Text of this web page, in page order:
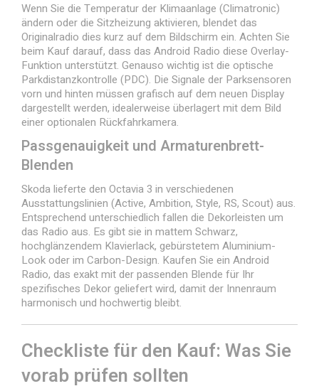
Wenn Sie die Temperatur der Klimaanlage (Climatronic)
ändern oder die Sitzheizung aktivieren, blendet das
Originalradio dies kurz auf dem Bildschirm ein. Achten Sie
beim Kauf darauf, dass das Android Radio diese Overlay-
Funktion unterstützt. Genauso wichtig ist die optische
Parkdistanzkontrolle (PDC). Die Signale der Parksensoren
vorn und hinten müssen grafisch auf dem neuen Display
dargestellt werden, idealerweise überlagert mit dem Bild
einer optionalen Rückfahrkamera.
Passgenauigkeit und Armaturenbrett-
Blenden
Skoda lieferte den Octavia 3 in verschiedenen
Ausstattungslinien (Active, Ambition, Style, RS, Scout) aus.
Entsprechend unterschiedlich fallen die Dekorleisten um
das Radio aus. Es gibt sie in mattem Schwarz,
hochglänzendem Klavierlack, gebürstetem Aluminium-
Look oder im Carbon-Design. Kaufen Sie ein Android
Radio, das exakt mit der passenden Blende für Ihr
spezifisches Dekor geliefert wird, damit der Innenraum
harmonisch und hochwertig bleibt.
Checkliste für den Kauf: Was Sie
vorab prüfen sollten